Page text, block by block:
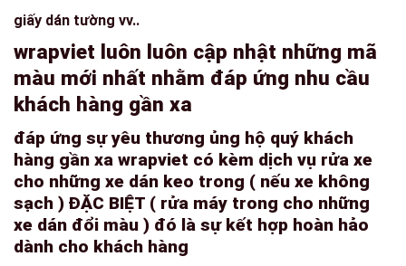
giấy dán tường vv..
wrapviet luôn luôn cập nhật những mã
màu mới nhất nhằm đáp ứng nhu cầu
khách hàng gần xa
đáp ứng sự yêu thương ủng hộ quý khách
hàng gần xa wrapviet có kèm dịch vụ rửa xe
cho những xe dán keo trong ( nếu xe không
sạch ) ĐẶC BIỆT ( rửa máy trong cho những
xe dán đổi màu ) đó là sự kết hợp hoàn hảo
dành cho khách hàng